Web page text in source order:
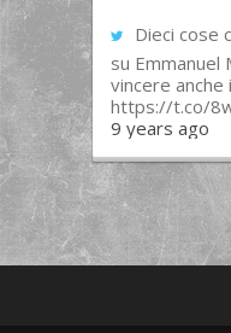
Dieci cose
su Emmanuel
vincere anche
https://t.co/
9 years ago